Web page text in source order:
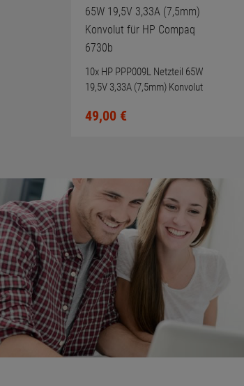
10x HP PPP009L Netzteil 65W
19,5V 3,33A (7,5mm) Konvolut
49,00 €